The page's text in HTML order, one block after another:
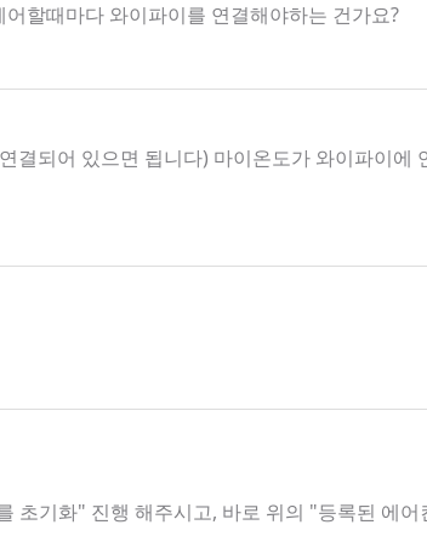
할때마다 와이파이를 연결해야하는 건가요?
되어 있으면 됩니다) 마이온도가 와이파이에
기화" 진행 해주시고, 바로 위의 "등록된 에